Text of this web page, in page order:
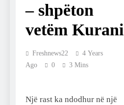
– shpëton
vetëm Kurani
Freshnews22
4 Years
Ago
0 3 Mins
Një rast ka ndodhur në një